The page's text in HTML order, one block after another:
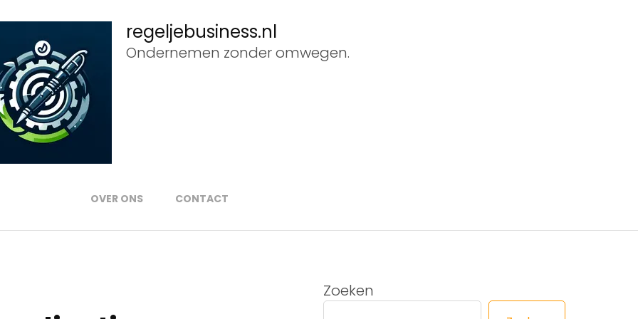
regeljebusiness.nl
Ondernemen zonder omwegen.
OVER ONS CONTACT
Zoeken